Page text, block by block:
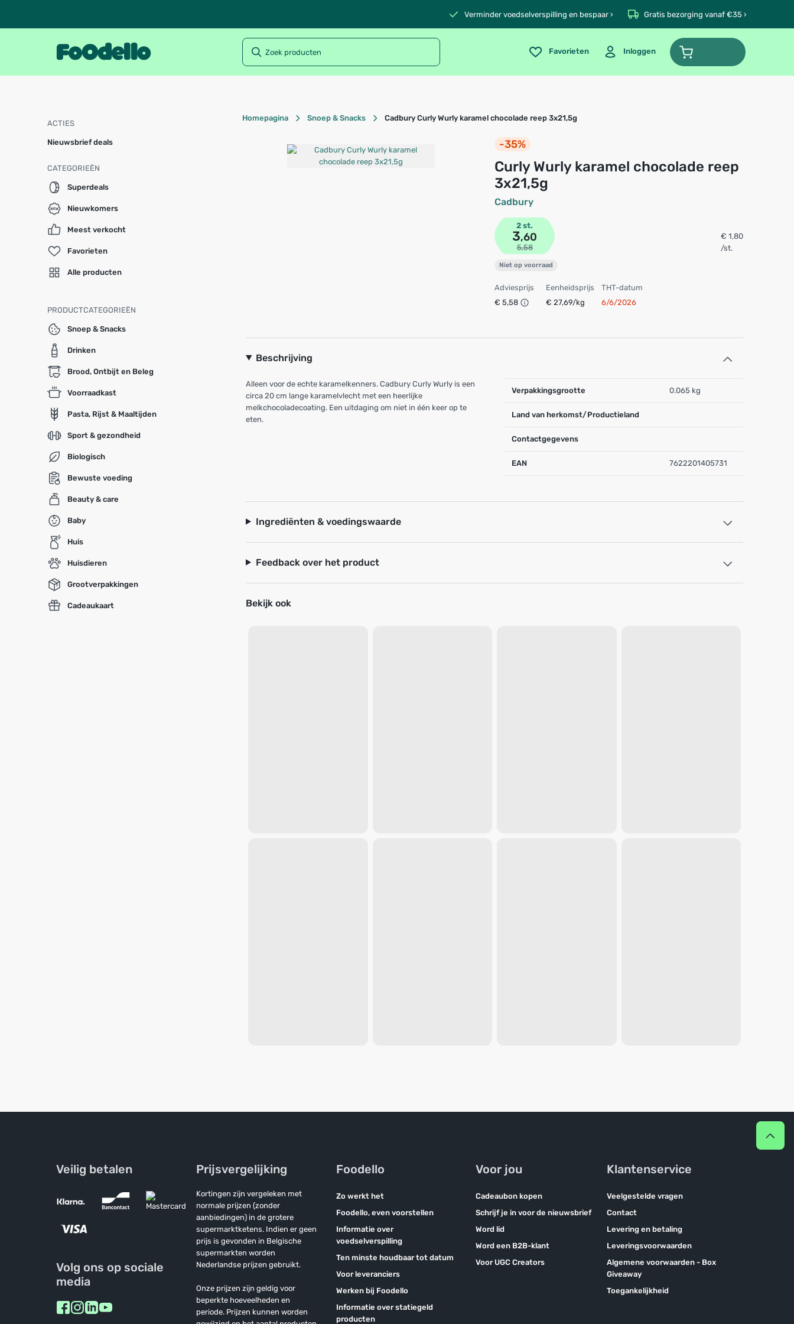
Verminder voedselverspilling en bespaar › Gratis bezorging vanaf €35 ›
Favorieten Inloggen
ACTIES
Nieuwsbrief deals
CATEGORIEËN
Superdeals
Nieuwkomers
Meest verkocht
Favorieten
Alle producten
PRODUCTCATEGORIEËN
Snoep & Snacks
Drinken
Brood, Ontbijt en Beleg
Voorraadkast
Pasta, Rijst & Maaltijden
Sport & gezondheid
Biologisch
Bewuste voeding
Beauty & care
Baby
Huis
Huisdieren
Grootverpakkingen
Cadeaukaart
Homepagina Snoep & Snacks Cadbury Curly Wurly karamel chocolade reep 3x21,5g
-35%
Curly Wurly karamel chocolade reep
3x21,5g
Cadbury
2 st.
3,60
5,58
€ 1,80
/st.
Niet op voorraad
Adviesprijs
€ 5,58
Eenheidsprijs
€ 27,69/kg
THT-datum
6/6/2026
Beschrijving
Alleen voor de echte karamelkenners. Cadbury Curly Wurly is een
circa 20 cm lange karamelvlecht met een heerlijke
melkchocoladecoating. Een uitdaging om niet in één keer op te
eten.
Verpakkingsgrootte 0.065 kg
Land van herkomst/Productieland
Contactgegevens
EAN 7622201405731
Ingrediënten & voedingswaarde
Feedback over het product
Bekijk ook
Veilig betalen
Volg ons op sociale
media
Prijsvergelijking
Kortingen zijn vergeleken met
normale prijzen (zonder
aanbiedingen) in de grotere
supermarktketens. Indien er geen
prijs is gevonden in Belgische
supermarkten worden
Nederlandse prijzen gebruikt.
Onze prijzen zijn geldig voor
beperkte hoeveelheden en
periode. Prijzen kunnen worden
Foodello
Zo werkt het
Foodello, even voorstellen
Informatie over
voedselverspilling
Ten minste houdbaar tot datum
Voor leveranciers
Werken bij Foodello
Informatie over statiegeld
producten
Voor jou
Cadeaubon kopen
Schrijf je in voor de nieuwsbrief
Word lid
Word een B2B-klant
Voor UGC Creators
Klantenservice
Veelgestelde vragen
Contact
Levering en betaling
Leveringsvoorwaarden
Algemene voorwaarden - Box
Giveaway
Toegankelijkheid